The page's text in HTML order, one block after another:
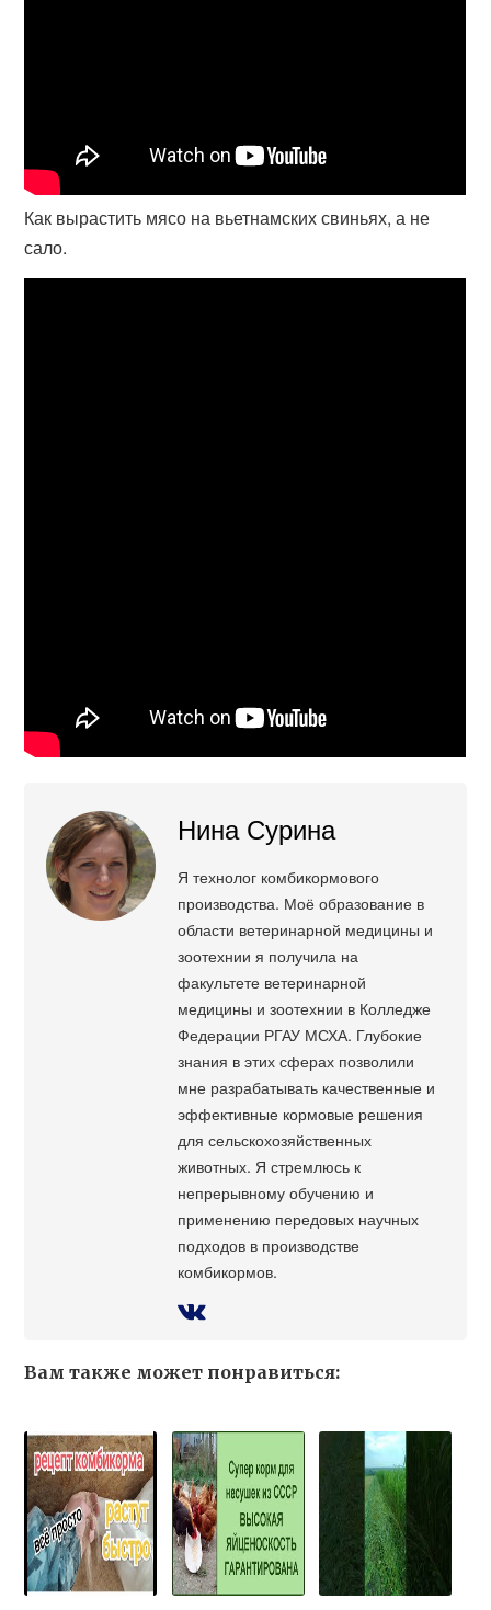
Как вырастить мясо на вьетнамских свиньях, а не
сало.
Нина Сурина
Я технолог комбикормового
производства. Моё образование в
области ветеринарной медицины и
зоотехнии я получила на
факультете ветеринарной
медицины и зоотехнии в Колледже
Федерации РГАУ МСХА. Глубокие
знания в этих сферах позволили
мне разрабатывать качественные и
эффективные кормовые решения
для сельскохозяйственных
животных. Я стремлюсь к
непрерывному обучению и
применению передовых научных
подходов в производстве
комбикормов.
Вам также может понравиться: